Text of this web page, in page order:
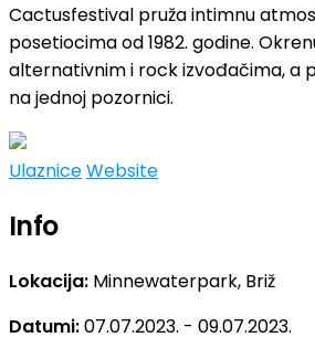
Cactusfestival pruža intimnu
posetiocima od 1982. godine.
alternativnim i rock izvođačima, a
na jednoj pozornici.
UlazniceWebsite
Info
Lokacija: Minnewaterpark, Briž
Datumi:07.07.2023. - 09.07.2023.